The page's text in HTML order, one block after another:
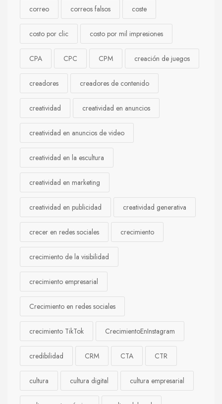
correo correos falsos coste
costo por clic costo por mil impresiones
CPA CPC CPM creación de juegos
creadores creadores de contenido
creatividad creatividad en anuncios
creatividad en anuncios de video
creatividad en la escultura
creatividad en marketing
creatividad en publicidad creatividad generativa
crecer en redes sociales crecimiento
crecimiento de la visibilidad
crecimiento empresarial
Crecimiento en redes sociales
crecimiento TikTok CrecimientoEnInstagram
credibilidad CRM CTA CTR
cultura cultura digital cultura empresarial